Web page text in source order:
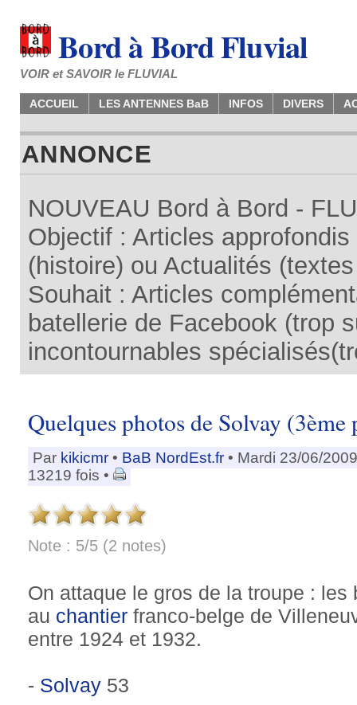
Bord à Bord Fluvial
VOIR et SAVOIR le FLUVIAL
ACCUEIL LES ANTENNES BaB INFOS DIVERS
ANNONCE
NOUVEAU Bord à Bord -
Objectif : Articles
(histoire) ou Actualités
Souhait : Articles
batellerie de Facebook (trop
incontournables
Quelques photos de Solvay (3ème
Par kikicmr • BaB NordEst.fr • Mardi 23/06/
13219 fois •
Note : 5/5 (2 notes)
On attaque le gros de la troupe : les
au chantier franco-belge de
entre 1924 et 1932.
- Solvay 53